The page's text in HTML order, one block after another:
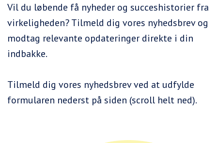
Vil du løbende få nyheder og succeshistorier fra
virkeligheden? Tilmeld dig vores nyhedsbrev og
modtag relevante opdateringer direkte i din
indbakke.
Tilmeld dig vores nyhedsbrev ved at udfylde
formularen nederst på siden (scroll helt ned).